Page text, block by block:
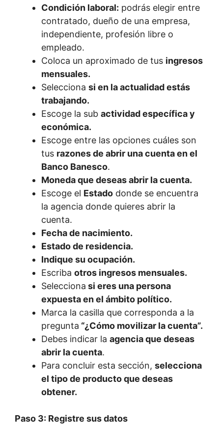
Condición laboral: podrás elegir entre
contratado, dueño de una empresa,
independiente, profesión libre o
empleado.
Coloca un aproximado de tus ingresos
mensuales.
Selecciona si en la actualidad estás
trabajando.
Escoge la sub actividad específica y
económica.
Escoge entre las opciones cuáles son
tus razones de abrir una cuenta en el
Banco Banesco.
Moneda que deseas abrir la cuenta.
Escoge el Estado donde se encuentra
la agencia donde quieres abrir la
cuenta.
Fecha de nacimiento.
Estado de residencia.
Indique su ocupación.
Escriba otros ingresos mensuales.
Selecciona si eres una persona
expuesta en el ámbito político.
Marca la casilla que corresponda a la
pregunta “¿Cómo movilizar la cuenta”.
Debes indicar la agencia que deseas
abrir la cuenta.
Para concluir esta sección, selecciona
el tipo de producto que deseas
obtener.
Paso 3: Registre sus datos